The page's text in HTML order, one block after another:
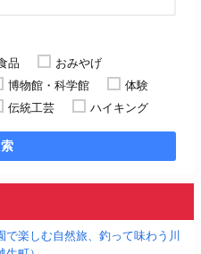
品
おみやげ
博物館・科学館
体験
伝統工芸 ハイキング
で楽しむ自然旅、釣って味わう川